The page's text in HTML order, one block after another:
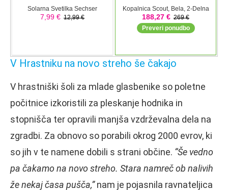
V Hrastniku na novo streho še čakajo
V hrastniški šoli za mlade glasbenike so poletne
počitnice izkoristili za pleskanje hodnika in
stopnišča ter opravili manjša vzdrževalna dela na
zgradbi. Za obnovo so porabili okrog 2000 evrov, ki
so jih v te namene dobili s strani občine. “Še vedno
pa čakamo na novo streho. Stara namreč ob nalivih
že nekaj časa pušča,”nam je pojasnila ravnateljica